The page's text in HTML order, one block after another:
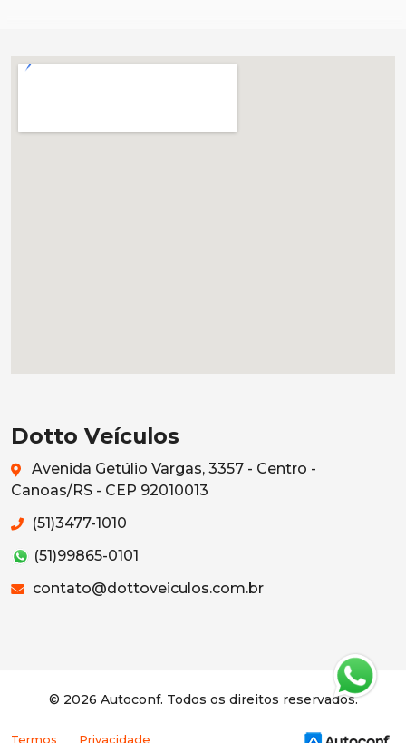
Dotto Veículos
Avenida Getúlio Vargas, 3357 - Centro -
Canoas/RS - CEP 92010013
(51)3477-1010
(51)99865-0101
contato@dottoveiculos.com.br
© 2026 Autoconf. Todos os direitos reservados.
Termos Privacidade